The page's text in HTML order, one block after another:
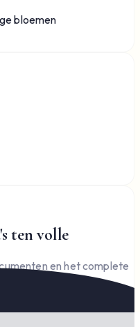
bloemen
ten volle
en het complete